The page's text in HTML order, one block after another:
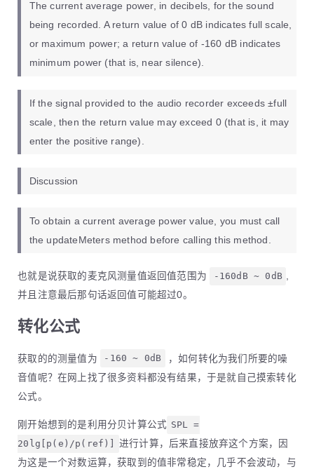
The current average power, in decibels, for the sound
being recorded. A return value of 0 dB indicates full scale,
or maximum power; a return value of -160 dB indicates
minimum power (that is, near silence).
If the signal provided to the audio recorder exceeds ±full
scale, then the return value may exceed 0 (that is, it may
enter the positive range).
Discussion
To obtain a current average power value, you must call
the updateMeters method before calling this method.
也就是说获取的麦克风测量值返回值范围为 -160dB ~ 0dB ,
并且注意最后那句话返回值可能超过0。
转化公式
获取的的测量值为 -160 ~ 0dB
，如何转化为我们所要的噪
音值呢？在网上找了很多资料都没有结果，于是就自己摸索转化
公式。
刚开始想到的是利用分贝计算公式 SPL =
20lg[p(e)/p(ref)]
进行计算，后来直接放弃这个方案，因
为这是一个对数运算，获取到的值非常稳定，几乎不会波动，与